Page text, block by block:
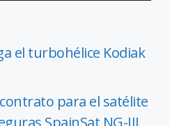
el turbohélice Kodiak
para el satélite
SpainSat NG-III